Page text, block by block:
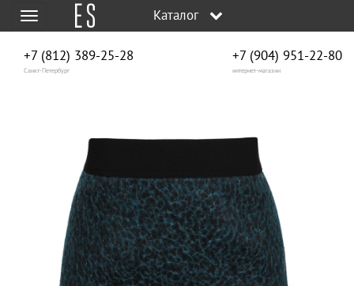
Меню Каталог
+7 (812) 389-25-28
Санкт-Петербург
+7 (904) 951‑22‑80
интернет-магазин